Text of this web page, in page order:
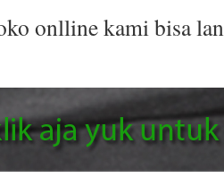
onlline kami bisa